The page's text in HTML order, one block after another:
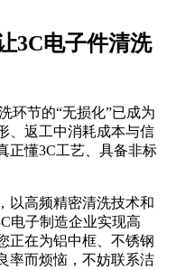
3C电子件清洗
环节的“无损化”已成为
、返工中消耗成本与信
懂3C工艺、具备非标
以高频精密清洗技术和
电子制造企业实现高
正在为铝中框、不锈钢
率而烦恼，不妨联系洁